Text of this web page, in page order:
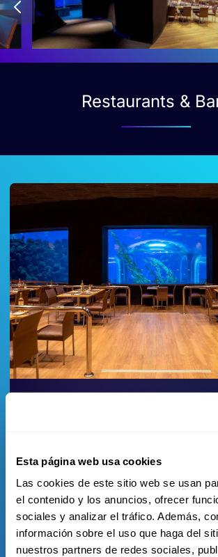
Esta página web usa cookies
Las cookies de este sitio web se usan
el contenido y los anuncios, ofrecer
sociales y analizar el tráfico. Además,
información sobre el uso que haga del
nuestros partners de redes sociales,
Restaurants &